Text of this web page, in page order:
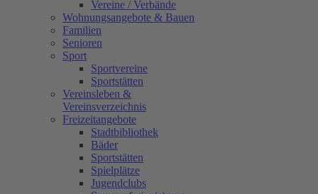
Vereine / Verbände
Wohnungsangebote & Bauen
Familien
Senioren
Sport
Sportvereine
Sportstätten
Vereinsleben &
Vereinsverzeichnis
Freizeitangebote
Stadtbibliothek
Bäder
Sportstätten
Spielplätze
Jugendclubs